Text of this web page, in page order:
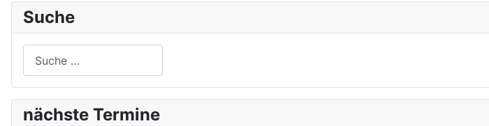
Suche
nächste Termine